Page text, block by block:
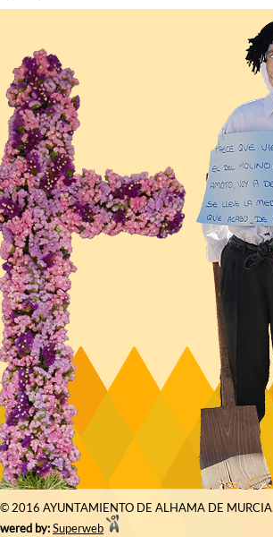
© 2016 AYUNTAMIENTO DE ALHAMA DE MURCIA
by:Superweb